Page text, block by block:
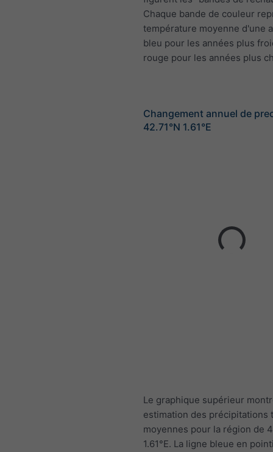
Chaque bande de couleur
température moyenne d'une
bleu pour les années plus
rouge pour les années plus
Changement annuel de
42.71°N 1.61°E
Le graphique supérieur
estimation des précipitations
moyennes pour la région de
1.61°E. La ligne bleue en